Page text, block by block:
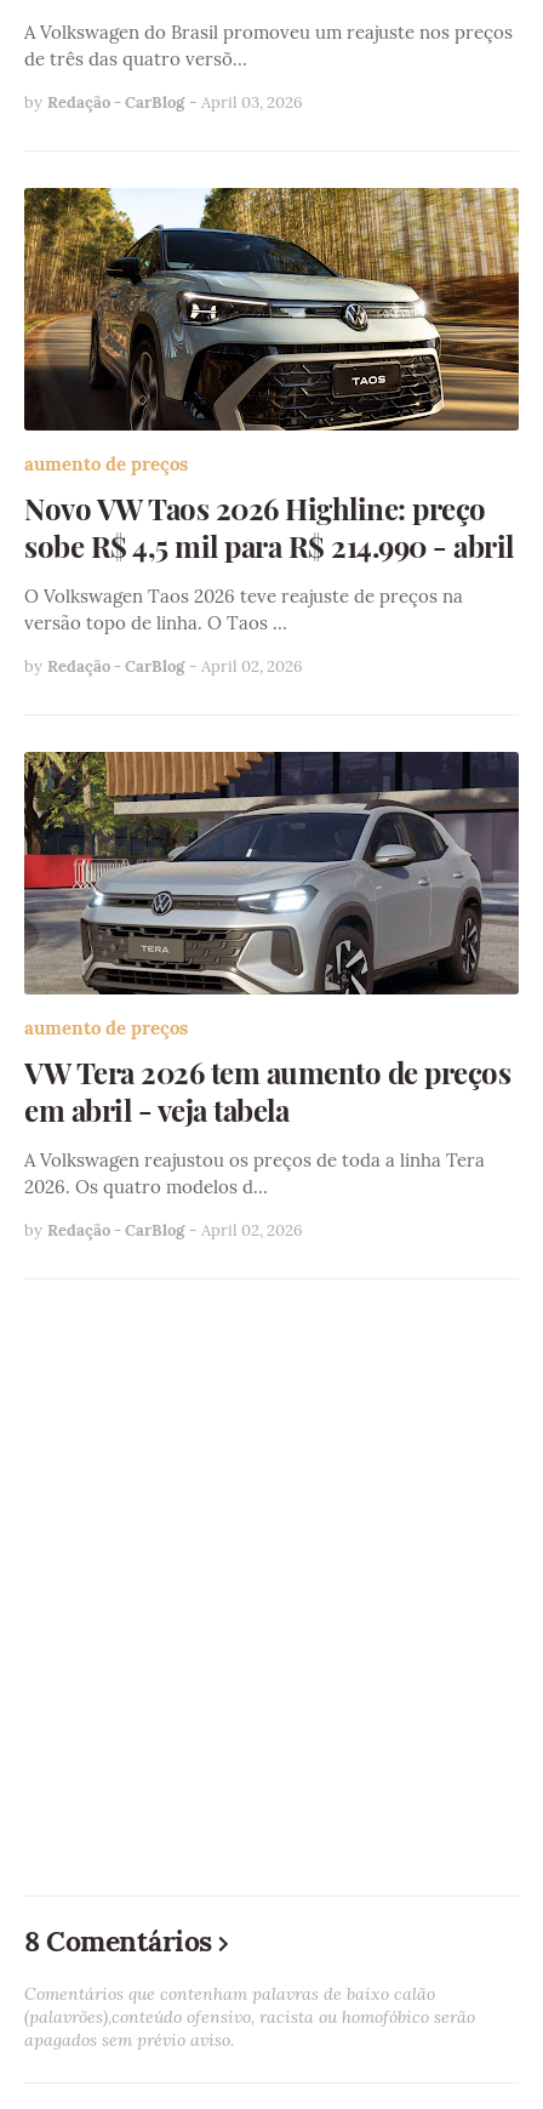
A Volkswagen do Brasil promoveu um reajuste nos preços
de três das quatro versõ…
by Redação - CarBlog - April 03, 2026
aumento de preços
Novo VW Taos 2026 Highline: preço
sobe R$ 4,5 mil para R$ 214.990 - abril
O Volkswagen Taos 2026 teve reajuste de preços na
versão topo de linha. O Taos …
by Redação - CarBlog - April 02, 2026
aumento de preços
VW Tera 2026 tem aumento de preços
em abril - veja tabela
A Volkswagen reajustou os preços de toda a linha Tera
2026. Os quatro modelos d…
by Redação - CarBlog - April 02, 2026
8 Comentários
Comentários que contenham palavras de baixo calão
(palavrões),conteúdo ofensivo, racista ou homofóbico serão
apagados sem prévio aviso.